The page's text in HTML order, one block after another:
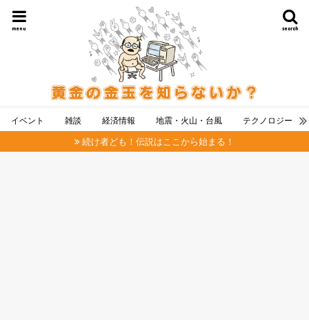
search
menu
イベント 雑談 経済情報 地震・火山・台風 テクノロジー
続け者ども！伝説はここから始まる！